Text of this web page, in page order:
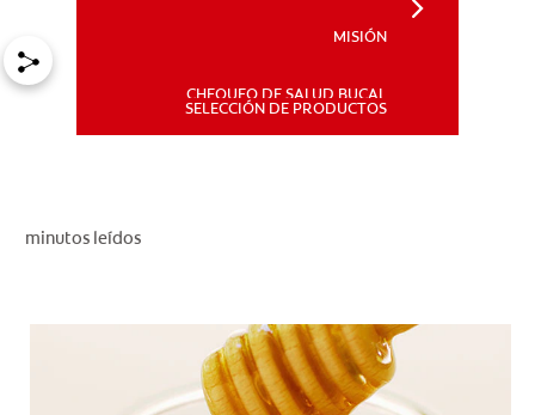
PARA PROFESIONALES
MISIÓN
CHEQUEO DE SALUD BUCAL
SELECCIÓN DE PRODUCTOS
minutos leídos